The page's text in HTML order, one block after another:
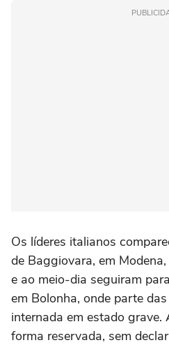
Os líderes italianos
de Baggiovara, em
e ao meio-dia seguiram
em Bolonha, onde parte
internada em estado grave.
forma reservada, sem